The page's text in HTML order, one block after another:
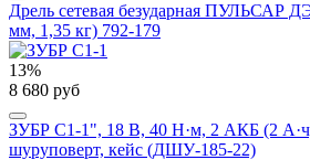
Дрель сетевая безударная ПУЛЬСАР
мм, 1,35 кг) 792-179
13%
8 680 руб
ЗУБР С1-1", 18 В, 40 Н·м, 2 АКБ (2
шуруповерт, кейс (ДШУ-185-22)